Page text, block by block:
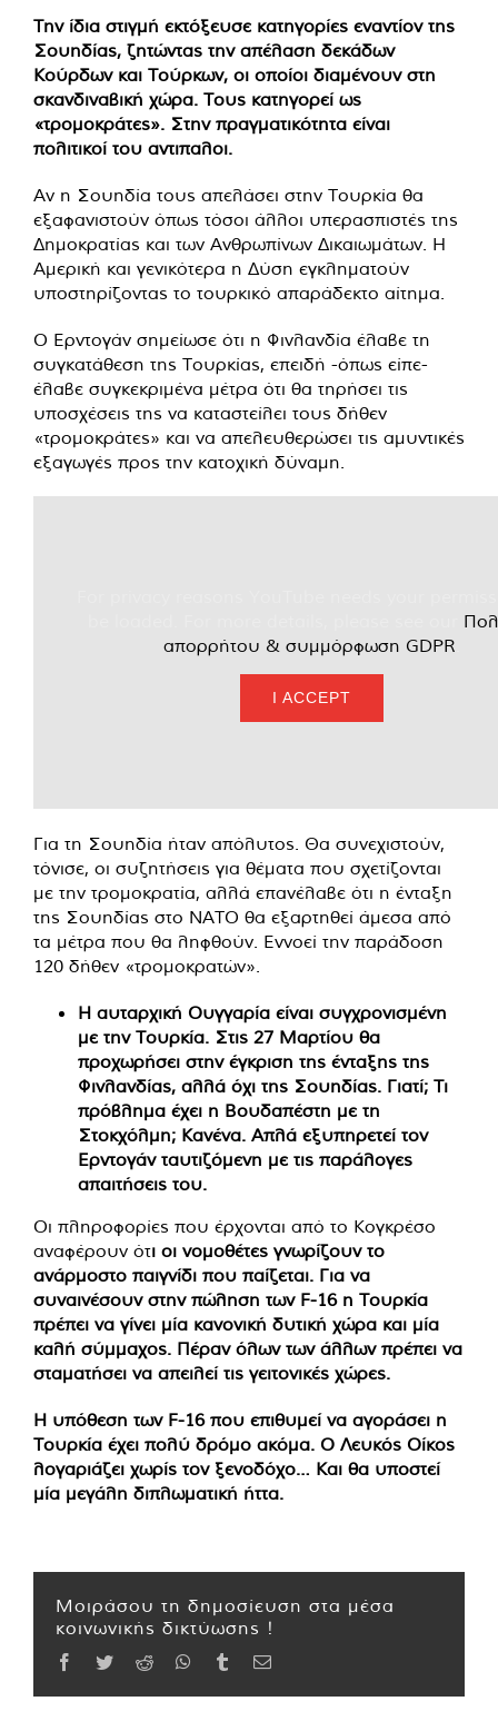
Την ίδια στιγμή εκτόξευσε κατηγορίες εναντίον της
Σουηδίας, ζητώντας την απέλαση δεκάδων
Κούρδων και Τούρκων, οι οποίοι διαμένουν στη
σκανδιναβική χώρα. Τους κατηγορεί ως
«τρομοκράτες». Στην πραγματικότητα είναι
πολιτικοί του αντιπαλοι.
Αν η Σουηδία τους απελάσει στην Τουρκία θα
εξαφανιστούν όπως τόσοι άλλοι υπερασπιστές της
Δημοκρατίας και των Ανθρωπίνων Δικαιωμάτων. Η
Αμερική και γενικότερα η Δύση εγκληματούν
υποστηρίζοντας το τουρκικό απαράδεκτο αίτημα.
Ο Ερντογάν σημείωσε ότι η Φινλανδία έλαβε τη
συγκατάθεση της Τουρκίας, επειδή -όπως είπε-
έλαβε συγκεκριμένα μέτρα ότι θα τηρήσει τις
υποσχέσεις της να καταστείλει τους δήθεν
«τρομοκράτες» και να απελευθερώσει τις αμυντικές
εξαγωγές προς την κατοχική δύναμη.
απορρήτου & συμμόρφωση GDPR
I ACCEPT
Για τη Σουηδία ήταν απόλυτος. Θα συνεχιστούν,
τόνισε, οι συζητήσεις για θέματα που σχετίζονται
με την τρομοκρατία, αλλά επανέλαβε ότι η ένταξη
της Σουηδίας στο ΝΑΤΟ θα εξαρτηθεί άμεσα από
τα μέτρα που θα ληφθούν. Εννοεί την παράδοση
120 δήθεν «τρομοκρατών».
Η αυταρχική Ουγγαρία είναι συγχρονισμένη
με την Τουρκία. Στις 27 Μαρτίου θα
προχωρήσει στην έγκριση της ένταξης της
Φινλανδίας, αλλά όχι της Σουηδίας. Γιατί; Τι
πρόβλημα έχει η Βουδαπέστη με τη
Στοκχόλμη; Κανένα. Απλά εξυπηρετεί τον
Ερντογάν ταυτιζόμενη με τις παράλογες
απαιτήσεις του.
Οι πληροφορίες που έρχονται από το Κογκρέσο
αναφέρουν ότι οι νομοθέτες γνωρίζουν το
ανάρμοστο παιγνίδι που παίζεται. Για να
συναινέσουν στην πώληση των F-16 η Τουρκία
πρέπει να γίνει μία κανονική δυτική χώρα και μία
καλή σύμμαχος. Πέραν όλων των άλλων πρέπει να
σταματήσει να απειλεί τις γειτονικές χώρες.
Η υπόθεση των F-16 που επιθυμεί να αγοράσει η
Τουρκία έχει πολύ δρόμο ακόμα. Ο Λευκός Οίκος
λογαριάζει χωρίς τον ξενοδόχο… Και θα υποστεί
μία μεγάλη διπλωματική ήττα.
Μοιράσου τη δημοσίευση στα μέσα
κοινωνικής δικτύωσης !
Facebook
TwitterReddit WhatsApp
TumblrEmail